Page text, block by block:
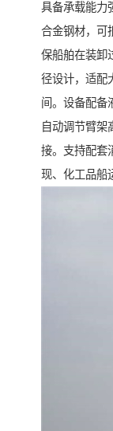
具备承载能力
合金钢材，可
保船舶在装卸
径设计，适配
间。设备配备
自动调节臂架
接。支持配套
现、化工品船